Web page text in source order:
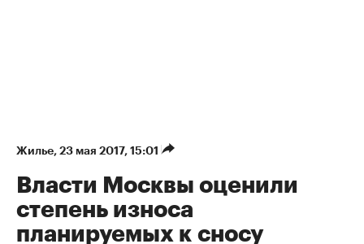
Жилье⁠, 23 мая 2017, 15:01
Власти Москвы оценили
степень износа
планируемых к сносу